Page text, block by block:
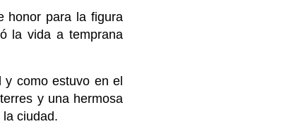
honor para la figura
la vida a temprana
como estuvo en el
y una hermosa
ciudad.